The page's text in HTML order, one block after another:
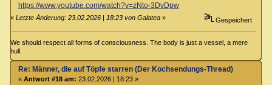
https://www.youtube.com/watch?v=zNto-3DvDpw
«Letzte Änderung: 23.02.2026 | 18:23 von Galatea » Gespeichert
We should respect all forms of consciousness. The body is just a vessel, a mere
hull.
Re: Männer, die auf Töpfe starren (Der Kochsendungs-Thread)
« Antwort #18 am: 23.02.2026 | 18:23 »